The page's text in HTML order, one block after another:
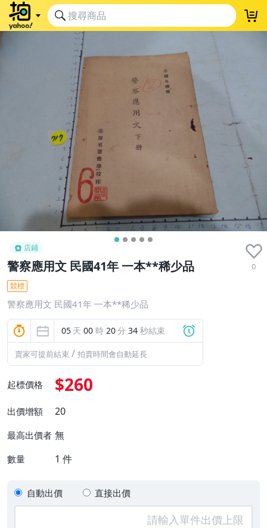
店鋪
警察應用文 民國41年 一本**稀少品 0
競標
警察應用文 民國41年 一本**稀少品
05 天 00 時 20分 33 秒結束
賣家可提前結束 / 拍賣時間會自動延長
起標價格 $260
出價增額 20
最高出價者 無
數量 1 件
自動出價 直接出價